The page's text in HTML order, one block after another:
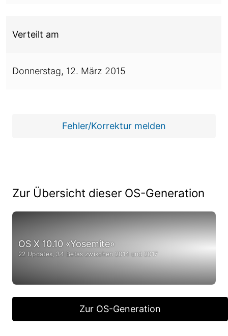
Verteilt am
Donnerstag, 12. März 2015
Fehler/Korrektur melden
Zur Übersicht dieser OS-Generation
OS X 10.10 «Yosemite»
22 Updates, 34 Betas zwischen 2014 und 2017
Zur OS-Generation